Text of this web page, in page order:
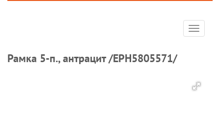
Toggle
Рамка 5-п., антрацит /EPH5805571/